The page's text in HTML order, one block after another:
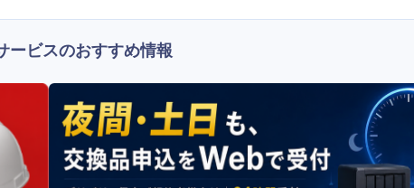
ービスのおすすめ情報